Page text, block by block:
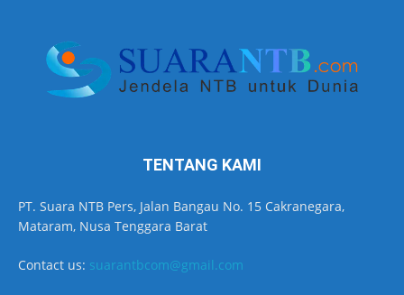
TENTANG KAMI
PT. Suara NTB Pers, Jalan Bangau No. 15 Cakranegara,
Mataram, Nusa Tenggara Barat
Contact us: suarantbcom@gmail.com